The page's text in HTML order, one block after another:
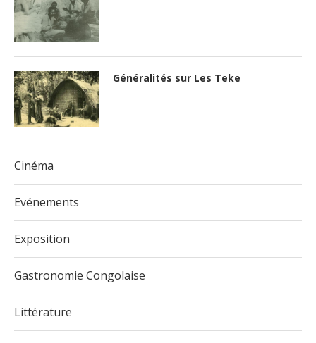
Généralités sur Les Teke
Cinéma
Evénements
Exposition
Gastronomie Congolaise
Littérature